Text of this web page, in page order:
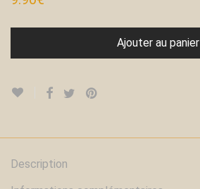
Ajouter au panier
Description